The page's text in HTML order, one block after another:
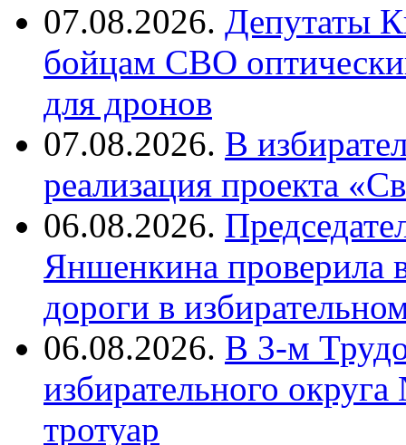
07.08.2026. Депутаты
бойцам СВО
для дронов
07.08.2026. В
реализация проекта
06.08.2026.
Яншенкина проверила
дороги в
06.08.2026. В 3-м
избирательного
тротуар